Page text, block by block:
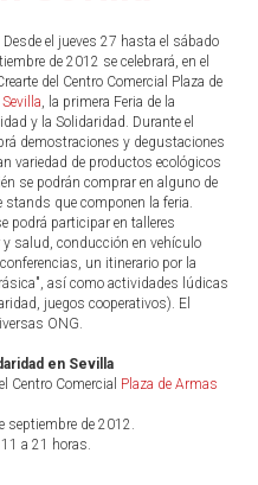
Desde el jueves 27 hasta el sábado
de 2012 se celebrará, en el
del Centro Comercial Plaza de
Sevilla, la primera Feria de la
y la Solidaridad. Durante el
demostraciones y degustaciones
variedad de productos ecológicos
se podrán comprar en alguno de
stands que componen la feria.
podrá participar en talleres
y salud, conducción en vehículo
un itinerario por la
así como actividades lúdicas
juegos cooperativos). El
ONG.
en Sevilla
Centro Comercial Plaza de Armas
septiembre de 2012.
a 21 horas.